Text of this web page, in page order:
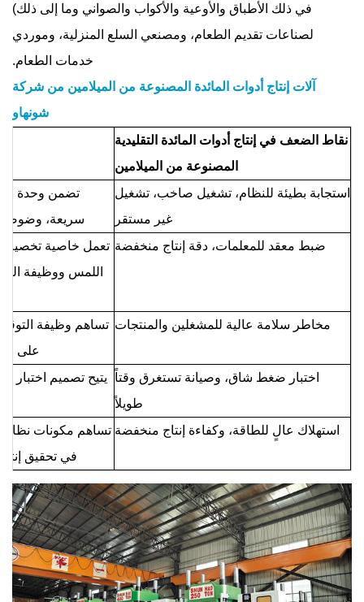
في ذلك الأطباق والأوعية والأكواب والصواني وما إلى ذلك)
لصناعات تقديم الطعام، ومصنعي السلع المنزلية، وموردي
خدمات الطعام.
آلات إنتاج أدوات المائدة المصنوعة من الميلامين من شركة
شونهاو
نقاط الضعف في إنتاج أدوات المائدة التقليدية
المصنوعة من الميلامين
استجابة بطيئة للنظام، تشغيل صاخب، تشغيل
غير مستقر
سريعة،
ضبط معقد للمعلمات، دقة إنتاج منخفضة تعمل خاصية تخصيص
اللمس ووظيفة
مخاطر سلامة عالية للمشغلين والمنتجات تساهم وظيفة
على
اختبار ضغط شاق، وصيانة تستغرق وقتاً
طويلاً
يتيح تصميم اختبار
استهلاك عالٍ للطاقة، وكفاءة إنتاج منخفضة تساهم مكونات نظام
في تحقيق